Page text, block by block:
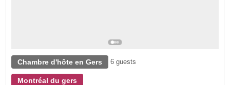
Chambre d'hôte en Gers 6 guests
Montréal du gers